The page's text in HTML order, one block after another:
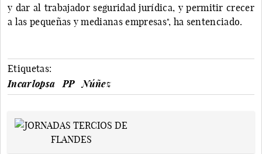
y dar al trabajador seguridad jurídica, y permitir crecer
a las pequeñas y medianas empresas", ha sentenciado.
Etiquetas:
Incarlopsa
PP Núñez